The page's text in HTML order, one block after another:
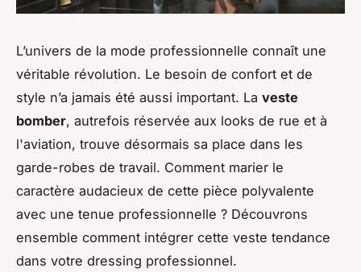
L’univers de la mode professionnelle connaît une
véritable révolution. Le besoin de confort et de
style n’a jamais été aussi important. La veste
bomber, autrefois réservée aux looks de rue et à
l'aviation, trouve désormais sa place dans les
garde-robes de travail. Comment marier le
caractère audacieux de cette pièce polyvalente
avec une tenue professionnelle ? Découvrons
ensemble comment intégrer cette veste tendance
dans votre dressing professionnel.